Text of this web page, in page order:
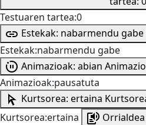
Testuaren tartea:0
Estekak: nabarmendu gabe
Estekak:nabarmendu gabe
Animazioak: abian
Animazioak:pausatuta
Kurtsorea: ertaina
Kurtsorea:ertaina